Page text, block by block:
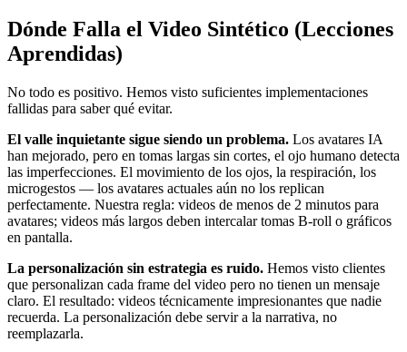
Dónde Falla el Video Sintético (Lecciones
Aprendidas)
No todo es positivo. Hemos visto suficientes implementaciones
fallidas para saber qué evitar.
El valle inquietante sigue siendo un problema. Los avatares IA
han mejorado, pero en tomas largas sin cortes, el ojo humano detecta
las imperfecciones. El movimiento de los ojos, la respiración, los
microgestos — los avatares actuales aún no los replican
perfectamente. Nuestra regla: videos de menos de 2 minutos para
avatares; videos más largos deben intercalar tomas B-roll o gráficos
en pantalla.
La personalización sin estrategia es ruido. Hemos visto clientes
que personalizan cada frame del video pero no tienen un mensaje
claro. El resultado: videos técnicamente impresionantes que nadie
recuerda. La personalización debe servir a la narrativa, no
reemplazarla.